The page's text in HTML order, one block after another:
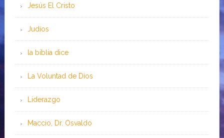
Jesús El Cristo
Judíos
la biblia dice
La Voluntad de Dios
Liderazgo
Maccio, Dr. Osvaldo